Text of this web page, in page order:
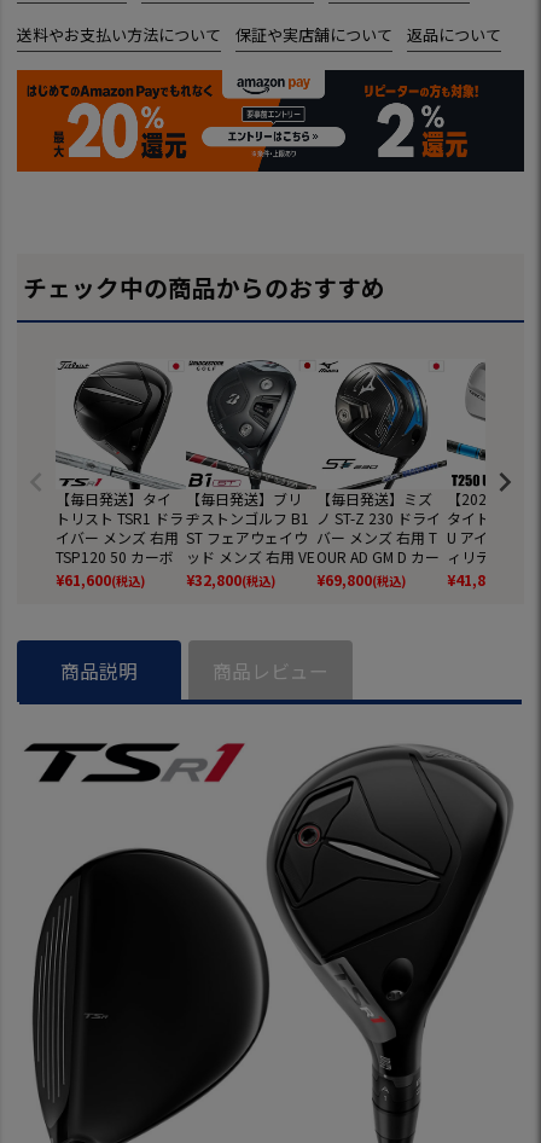
送料やお支払い方法について 保証や実店舗について 返品について
チェック中の商品からのおすすめ
【毎日発送】タイ
トリスト TSR1 ドラ
イバー メンズ 右用
TSP120 50 カーボ
ンシャフト 日本正
規品 2023年モデル
¥61,600(税込)
【毎日発送】ブリ
ヂストンゴルフ B1
ST フェアウェイウ
ッド メンズ 右用 VE
NTUS BS6 カーボン
シャフト 日本正規
¥32,800(税込)
【毎日発送】ミズ
ノ ST-Z 230 ドライ
バー メンズ 右用 T
OUR AD GM D カー
ボンシャフト 日本
正規品 2023年モデ
¥69,800(税込)
【2025/8/22
タイトリスト
U アイアン型
ィリティ メン
用 TENSEI 1K
HY カーボン
¥41,800
商品説明 商品レビュー